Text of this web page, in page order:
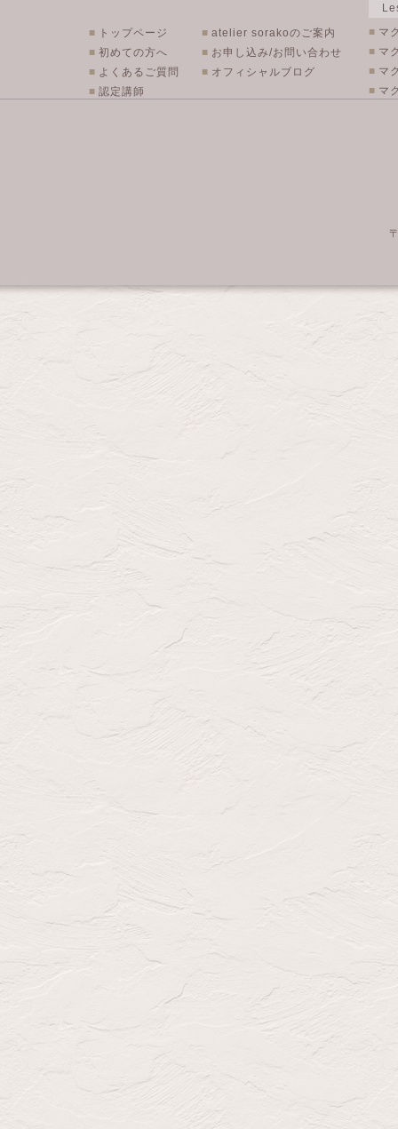
■ トップページ
■ 初めての方へ
■ よくあるご質問
■ 認定講師
■ atelier sorakoのご案内
■ お申し込み/お問い合わせ
■ オフィシャルブログ
■ マ
■ マ
■ マ
■ マ